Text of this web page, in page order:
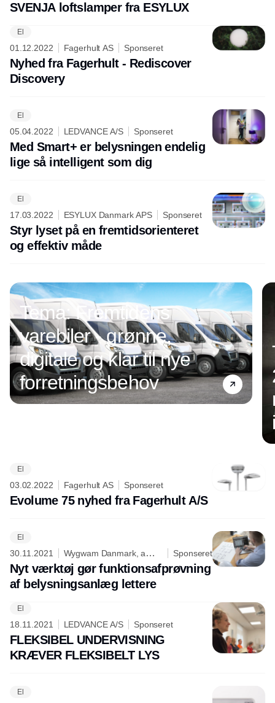
SVENJA loftslamper fra ESYLUX
El
01.12.2022 Fagerhult AS Sponseret
Nyhed fra Fagerhult - Rediscover
Discovery
El
05.04.2022 LEDVANCE A/S Sponseret
Med Smart+ er belysningen endelig
lige så intelligent som dig
El
17.03.2022 ESYLUX Danmark APS Sponseret
Styr lyset på en fremtidsorienteret
og effektiv måde
Tema: Fremtidens
varebiler - grønne,
digitale og klar til nye
forretningsbehov
El
03.02.2022 Fagerhult AS Sponseret
Evolume 75 nyhed fra Fagerhult A/S
El
30.11.2021
Wygwam Danmark, a
division of Niko
Sponseret
Nyt værktøj gør funktionsafprøvning
af belysningsanlæg lettere
El
18.11.2021 LEDVANCE A/S Sponseret
FLEKSIBEL UNDERVISNING
KRÆVER FLEKSIBELT LYS
El